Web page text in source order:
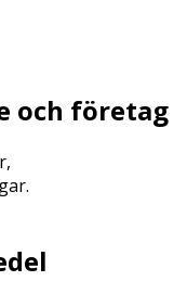
och företag